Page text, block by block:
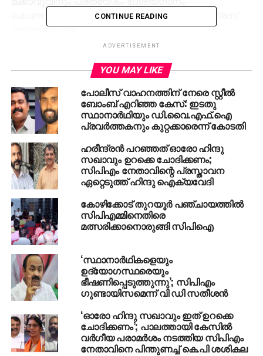
കൊണ്ടുവരാനുള്ള നീക്കവും പീപ്പില്‍സ് കോണ്‍ഗ്രസ്
നടത്തിയിട്ടുണ്ട്.
NATIONAL FLAG
NATIONALANTHEM
UP NEXT
ഗംഗാ സ്‌നാനത്തിനിടെ തിക്കിലും തിരക്കിലും പെട്ട്
മൂന്നു മരണം
DON'T MISS
കുഞ്ഞാലിമരക്കാരായി മമ്മൂട്ടിയുണ്ടെങ്കില്‍
മോഹന്‍ലാലിനെ വെച്ചുള്ള തന്റെ
സിനിമയുണ്ടാവില്ലെന്നു പ്രിയദര്‍ശന്‍
CONTINUE READING
ADVERTISEMENT
YOU MAY LIKE
പോലീസ് വാഹനത്തിന് നേരെ സ്റ്റീല്‍
ബോംബ് എറിഞ്ഞ കേസ്: ഇടതു
സ്ഥാനാര്‍ഥിയും ഡി.വൈ.എഫ്.ഐ
പ്രവര്‍ത്തകനും കുറ്റക്കാരെന്ന് കോടതി
ഹരീന്ദ്രന്‍ പറഞ്ഞത് ഓരോ ഹിന്ദു
സഖാവും ഉറക്കെ ചോദിക്കണം;
സിപിഎം നേതാവിന്റെ പ്രസ്താവന
ഏറ്റെടുത്ത് ഹിന്ദു ഐക്യവേദി
കോഴിക്കോട് തുറയൂര്‍ പഞ്ചായത്തില്‍
സിപിഎമ്മിനെതിരെ
മത്സരിക്കാനൊരുങ്ങി സിപിഐ
‘സ്ഥാനാര്‍ഥികളെയും
ഉദ്യോഗസ്ഥരെയും
ഭീഷണിപ്പെടുത്തുന്നു’; സിപിഎം
ഗുണ്ടായിസമെന്ന് വി ഡി സതീശന്‍
‘ഓരോ ഹിന്ദു സഖാവും ഇത് ഉറക്കെ
ചോദിക്കണം’; പാലത്തായി കേസിൽ
വർഗീയ പരാമർശം നടത്തിയ സിപിഎം
നേതാവിനെ പിന്തുണച്ച് കെ.പി ശശികല